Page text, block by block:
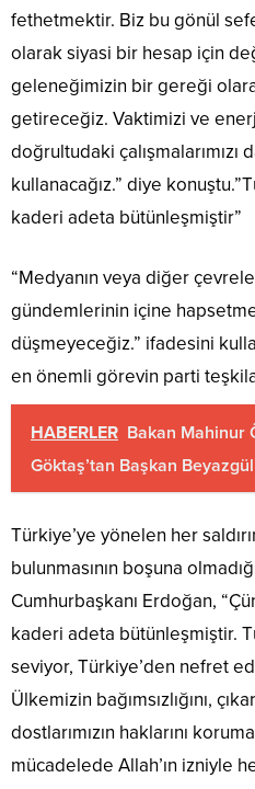
fethetmektir. Biz bu gönül
olarak siyasi bir hesap için
geleneğimizin bir gereği
getireceğiz. Vaktimizi ve
doğrultudaki çalışmalarımızı
kullanacağız.” diye
kaderi adeta bütünleşmiştir”
“Medyanın veya diğer
gündemlerinin içine
düşmeyeceğiz.” ifadesini
en önemli görevin parti
HABERLER Bakan Mahinur
Göktaş’tan Başkan
Türkiye’ye yönelen her
bulunmasının boşuna
Cumhurbaşkanı Erdoğan,
kaderi adeta bütünleşmiştir.
seviyor, Türkiye’den nefret
Ülkemizin bağımsızlığını,
dostlarımızın haklarını
mücadelede Allah’ın izniyle